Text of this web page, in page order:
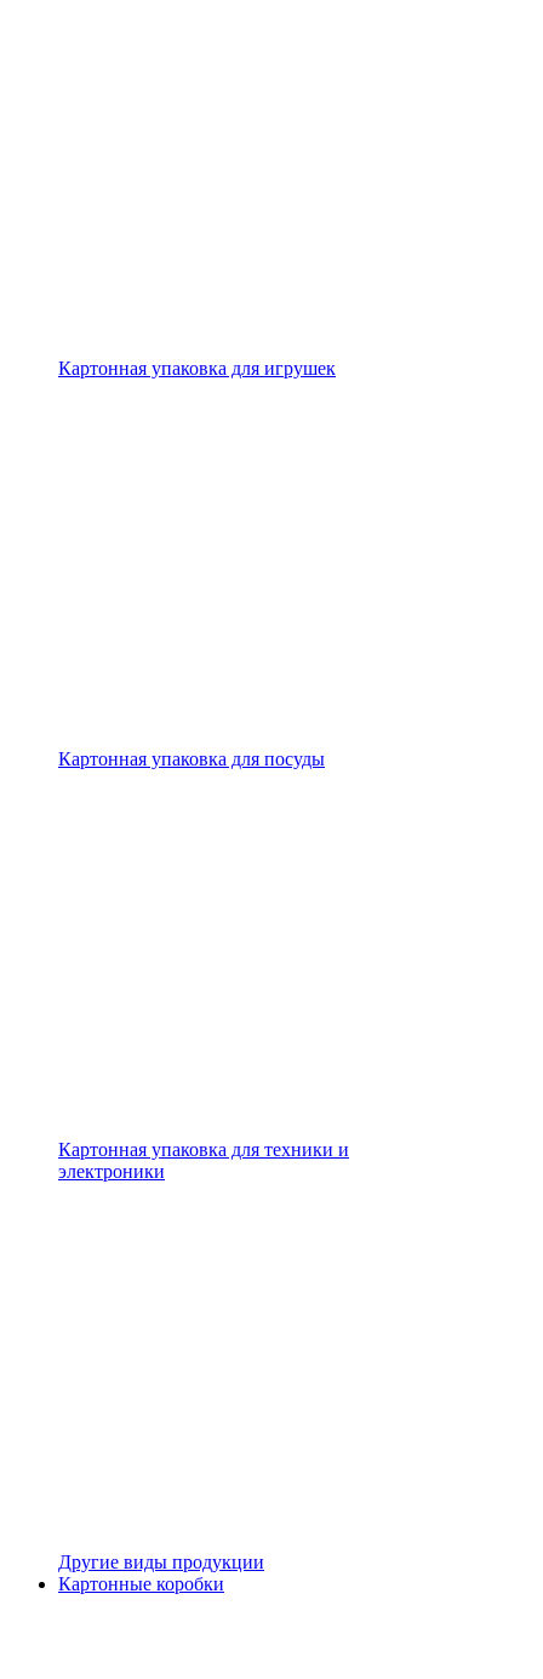
Картонная упаковка для игрушек
Картонная упаковка для посуды
Картонная упаковка для техники и
электроники
Другие виды продукции
Картонные коробки